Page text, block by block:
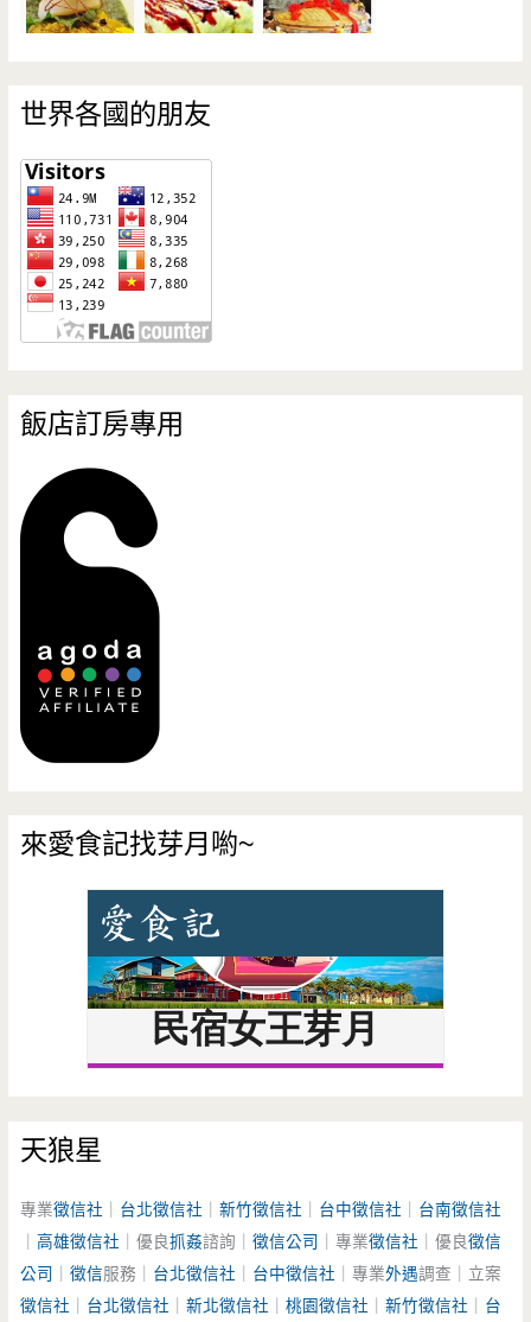
世界各國的朋友
飯店訂房專用
來愛食記找芽月喲~
天狼星
專業徵信社 台北徵信社 ｜新竹徵信社 台中徵信社
台南徵信社
｜高雄徵信社 ｜優良抓姦諮詢｜徵信公司 ｜專業徵信社 ｜優良徵信
公司 ｜徵信服務｜ 台北徵信社 台中徵信社 ｜專業外遇調查｜立案
徵信社
台北徵信社 ｜新北徵信社 ｜桃園徵信社 ｜新竹徵信社 台